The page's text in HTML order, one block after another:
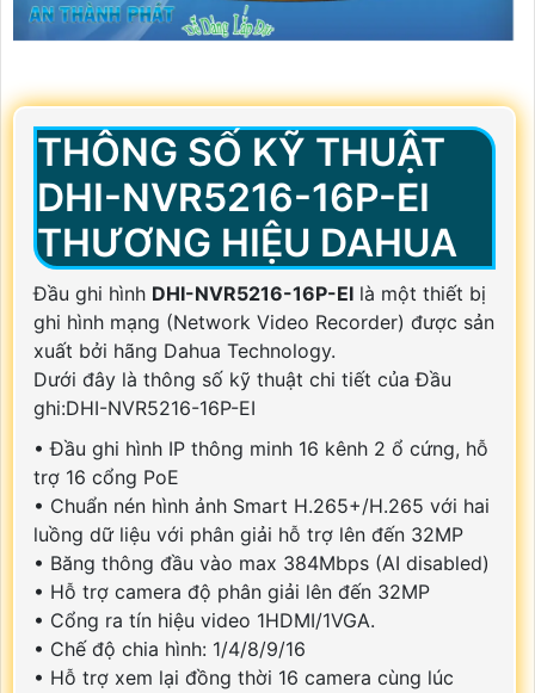
THÔNG SỐ KỸ THUẬT
DHI-NVR5216-16P-EI
THƯƠNG HIỆU DAHUA
Đầu ghi hình DHI-NVR5216-16P-EI là một thiết bị
ghi hình mạng (Network Video Recorder) được sản
xuất bởi hãng Dahua Technology.
Dưới đây là thông số kỹ thuật chi tiết của Đầu
ghi:DHI-NVR5216-16P-EI
• Đầu ghi hình IP thông minh 16 kênh 2 ổ cứng, hỗ
trợ 16 cổng PoE
• Chuẩn nén hình ảnh Smart H.265+/H.265 với hai
luồng dữ liệu với phân giải hỗ trợ lên đến 32MP
• Băng thông đầu vào max 384Mbps (AI disabled)
• Hỗ trợ camera độ phân giải lên đến 32MP
• Cổng ra tín hiệu video 1HDMI/1VGA.
• Chế độ chia hình: 1/4/8/9/16
• Hỗ trợ xem lại đồng thời 16 camera cùng lúc